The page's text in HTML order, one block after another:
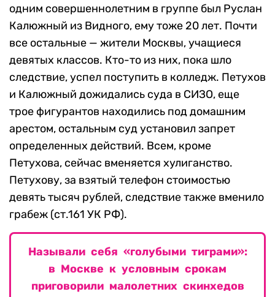
одним совершеннолетним в группе был Руслан
Калюжный из Видного, ему тоже 20 лет. Почти
все остальные — жители Москвы, учащиеся
девятых классов. Кто-то из них, пока шло
следствие, успел поступить в колледж. Петухов
и Калюжный дожидались суда в СИЗО, еще
трое фигурантов находились под домашним
арестом, остальным суд установил запрет
определенных действий. Всем, кроме
Петухова, сейчас вменяется хулиганство.
Петухову, за взятый телефон стоимостью
девять тысяч рублей, следствие также вменило
грабеж (ст.161 УК РФ).
Называли себя «голубыми тиграми»:
в Москве к условным срокам
приговорили малолетних скинхедов